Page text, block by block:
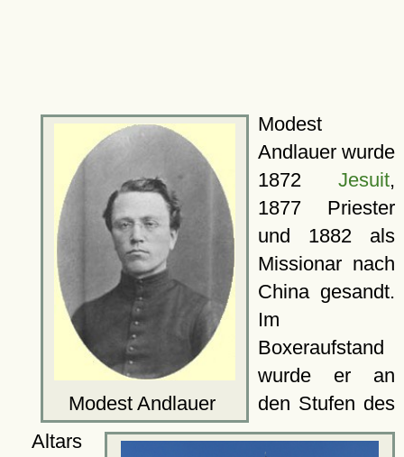
Modest Andlauer
Modest
Andlauer wurde
1872 Jesuit,
1877 Priester
und 1882 als
Missionar nach
China gesandt.
Im
Boxeraufstand
wurde er an
den Stufen des
Altars